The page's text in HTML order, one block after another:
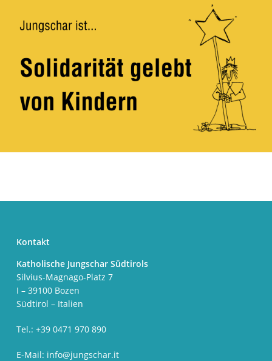
Kontakt
Katholische Jungschar Südtirols
Silvius-Magnago-Platz 7
I – 39100 Bozen
Südtirol – Italien
Tel.: +39 0471 970 890
E-Mail: info@jungschar.it